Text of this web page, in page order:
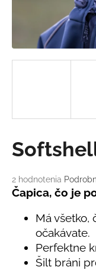
Priemerné
hodnotenie
produktu
hviezdičiek.
2 hodnotenia
Čapica, čo je
Má všetko,
očakávate.
Perfektne
Šilt bráni
s
ť
O